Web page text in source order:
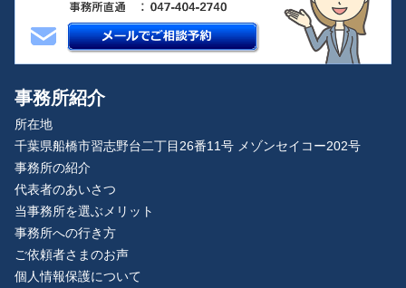
事務所紹介
所在地
千葉県船橋市習志野台二丁目26番11号 メゾンセイコー202号
事務所の紹介
代表者のあいさつ
当事務所を選ぶメリット
事務所への行き方
ご依頼者さまのお声
個人情報保護について